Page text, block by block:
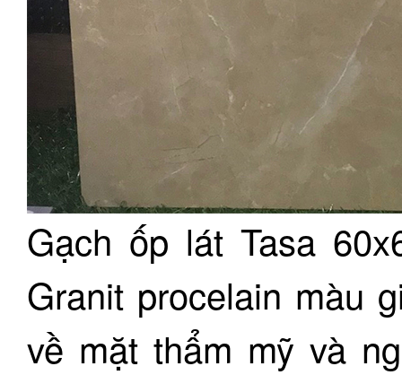
Gạch ốp lát Tasa
Granit procelain màu
về mặt thẩm mỹ và